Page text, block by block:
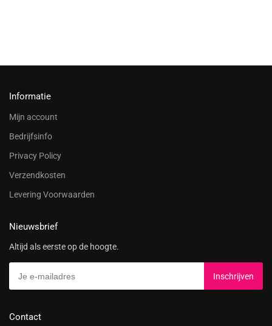
Informatie
Mijn account
Bedrijfsinfo
Privacy Policy
Verzendkosten
Levering Voorwaarden
Nieuwsbrief
Altijd als eerste op de hoogte.
Contact